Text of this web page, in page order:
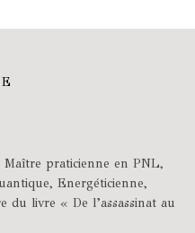
Maître praticienne en PNL,
Energéticienne,
du livre « De l’assassinat au